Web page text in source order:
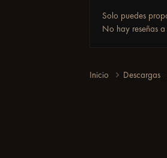
Solo puedes
No hay reseñas a
Inicio Descargas